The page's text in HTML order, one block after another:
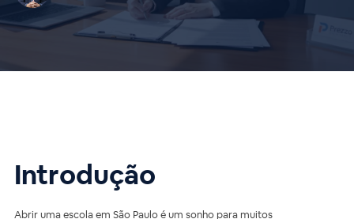
Introdução
Abrir uma escola em São Paulo é um sonho para muitos